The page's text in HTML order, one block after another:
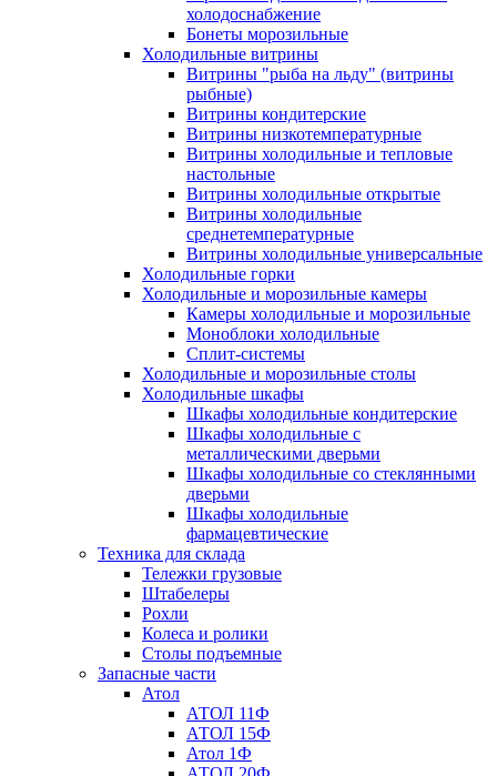
холодоснабжение
Бонеты морозильные
Холодильные витрины
Витрины "рыба на льду" (витрины
рыбные)
Витрины кондитерские
Витрины низкотемпературные
Витрины холодильные и тепловые
настольные
Витрины холодильные открытые
Витрины холодильные
среднетемпературные
Витрины холодильные универсальные
Холодильные горки
Холодильные и морозильные камеры
Камеры холодильные и морозильные
Моноблоки холодильные
Сплит-системы
Холодильные и морозильные столы
Холодильные шкафы
Шкафы холодильные кондитерские
Шкафы холодильные с
металлическими дверьми
Шкафы холодильные со стеклянными
дверьми
Шкафы холодильные
фармацевтические
Техника для склада
Тележки грузовые
Штабелеры
Рохли
Колеса и ролики
Столы подъемные
Запасные части
Атол
АТОЛ 11Ф
АТОЛ 15Ф
Атол 1Ф